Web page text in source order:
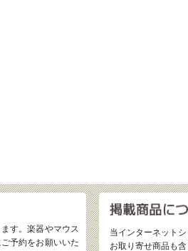
す。楽器やマウス
予約をお願いいた
当インターネット
お取り寄せ商品も